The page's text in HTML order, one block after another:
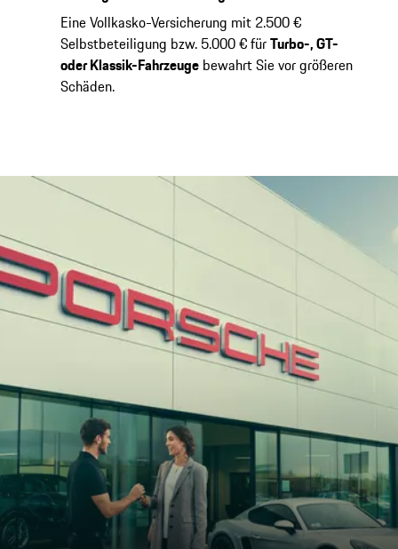
Eine Vollkasko-Versicherung mit 2.500 €
Selbstbeteiligung bzw. 5.000 € fürTurbo-, GT-
oder Klassik-Fahrzeugebewahrt Sie vor größeren
Schäden.